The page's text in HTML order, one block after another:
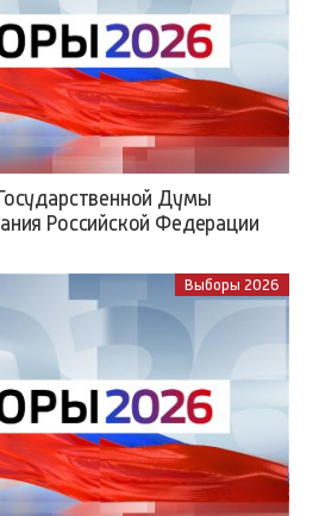
Думы
Российской Федерации
Выборы 2026